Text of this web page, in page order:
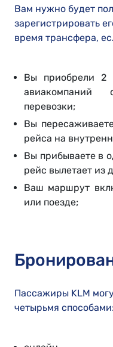
Вам нужно будет
зарегистрировать
время трансфера,
Вы приобрели 2
перевозки;
Вы
рейса на
Вы прибываете в
рейс вылетает из
Ваш маршрут
или поезде;
Пассажиры KLM
четырьмя способами: